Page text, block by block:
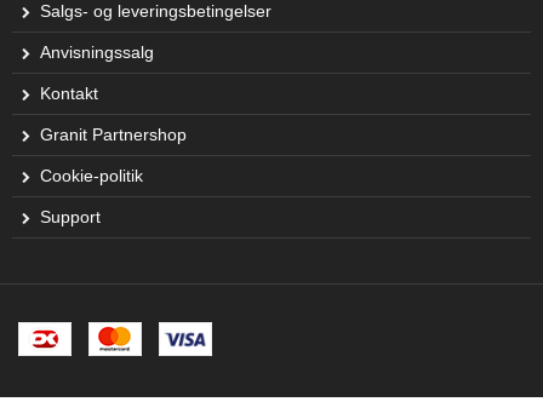
Salgs- og leveringsbetingelser
Anvisningssalg
Kontakt
Granit Partnershop
Cookie-politik
Support